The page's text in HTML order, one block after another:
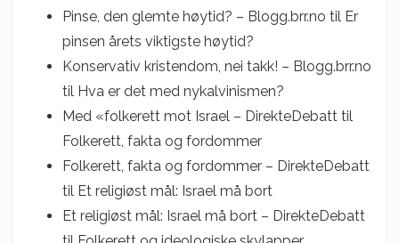
Pinse, den glemte høytid? – Blogg.brr.no til Er
pinsen årets viktigste høytid?
Konservativ kristendom, nei takk! – Blogg.brr.no
til Hva er det med nykalvinismen?
Med «folkerett mot Israel – DirekteDebatt til
Folkerett, fakta og fordommer
Folkerett, fakta og fordommer – DirekteDebatt
til Et religiøst mål: Israel må bort
Et religiøst mål: Israel må bort – DirekteDebatt